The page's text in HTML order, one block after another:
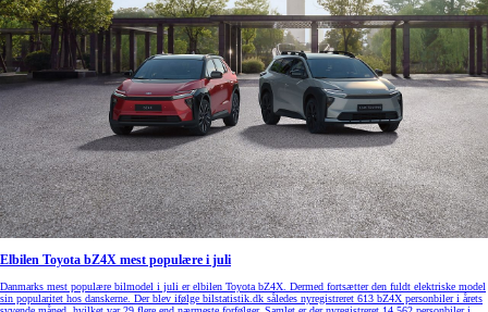
Elbilen Toyota bZ4X mest populære i juli
Danmarks mest populære bilmodel i juli er elbilen Toyota bZ4X. Dermed fortsætter den fuldt elektriske model
sin popularitet hos danskerne. Der blev ifølge bilstatistik.dk således nyregistreret 613 bZ4X personbiler i årets